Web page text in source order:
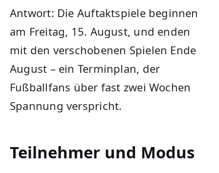
Antwort: Die Auftaktspiele beginnen
am Freitag, 15. August, und enden
mit den verschobenen Spielen Ende
August – ein Terminplan, der
Fußballfans über fast zwei Wochen
Spannung verspricht.
Teilnehmer und Modus